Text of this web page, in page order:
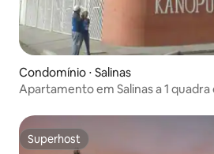
Condomínio ⋅ Salinas
Apartamento em Salinas a 1 quadra
Superhost
Superhost